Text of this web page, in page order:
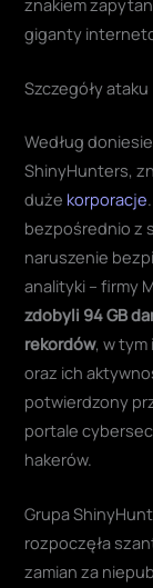
giganty
Szczegóły ataku
Według
ShinyHunters,
duże korporacje
bezpośrednio z
naruszenie
analityki – firmy
zdobyli 94 GB
rekordów, w
oraz ich
potwierdzony
portale
hakerów.
Grupa
rozpoczęła
zamian za